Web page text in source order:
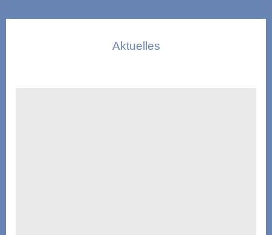
Aktuelles